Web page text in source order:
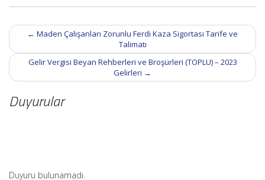
Post
navigation
← Maden Çalışanları Zorunlu Ferdi Kaza Sigortası Tarife ve
Talimatı
Gelir Vergisi Beyan Rehberleri ve Broşürleri (TOPLU) – 2023
Gelirleri →
Duyurular
Duyuru bulunamadı.